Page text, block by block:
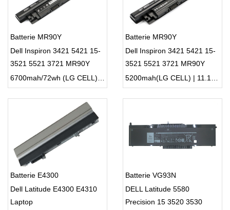
Batterie MR90Y
Dell Inspiron 3421 5421 15-
3521 5521 3721 MR90Y
XCMRD
6700mah/72wh (LG CELL) | 11.1V | Li-ion ...
Batterie MR90Y
Dell Inspiron 3421 5421 15-
3521 5521 3721 MR90Y
XCMRD
5200mah(LG CELL) | 11.1V | Li-ion ...
Batterie E4300
Dell Latitude E4300 E4310
Laptop
Batterie VG93N
DELL Latitude 5580
Precision 15 3520 3530